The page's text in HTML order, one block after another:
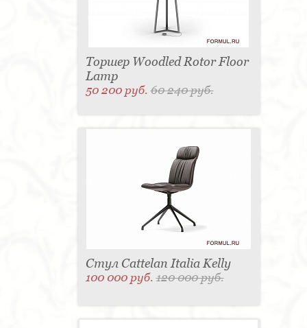
Торшер Woodled Rotor Floor
Lamp
50 200 руб.60 240 руб.
Стул Cattelan Italia Kelly
100 000 руб.120 000 руб.